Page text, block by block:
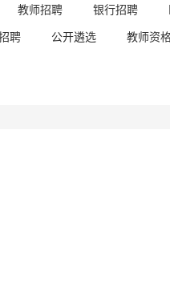
教师招聘 银行招聘
聘 公开遴选 教师资